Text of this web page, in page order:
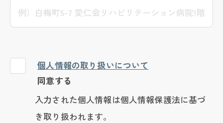
個人情報の取り扱いについて
同意する
入力された個人情報は個人情報保護法に基づ
き取り扱われます。